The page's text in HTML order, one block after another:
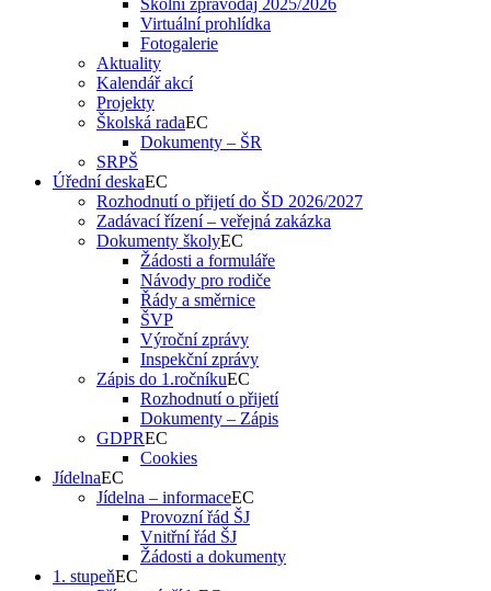
Školní zpravodaj 2025/2026
Virtuální prohlídka
Fotogalerie
Aktuality
Kalendář akcí
Projekty
Školská rada
Dokumenty – ŠR
SRPŠ
Úřední deska
Rozhodnutí o přijetí do ŠD 2026/2027
Zadávací řízení – veřejná zakázka
Dokumenty školy
Žádosti a formuláře
Návody pro rodiče
Řády a směrnice
ŠVP
Výroční zprávy
Inspekční zprávy
Zápis do 1.ročníku
Rozhodnutí o přijetí
Dokumenty – Zápis
GDPR
Cookies
Jídelna
Jídelna – informace
Provozní řád ŠJ
Vnitřní řád ŠJ
Žádosti a dokumenty
1. stupeň